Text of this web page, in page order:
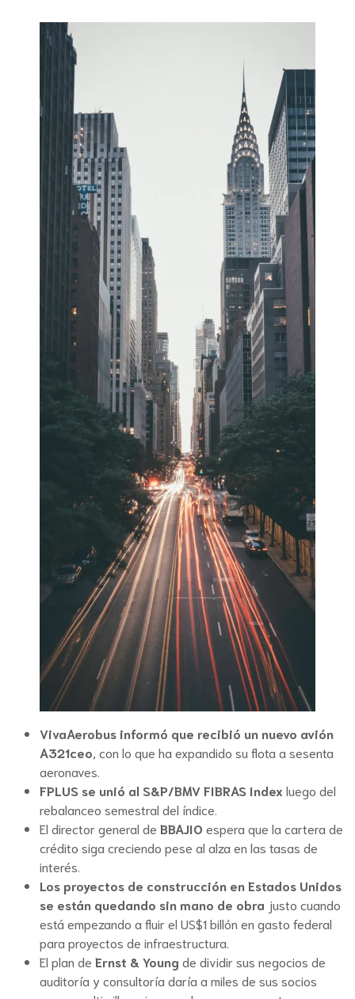
VivaAerobus informó que recibió un nuevo avión
A321ceo, con lo que ha expandido su flota a sesenta
aeronaves.
FPLUS se unió al S&P/BMV FIBRAS Index luego del
rebalanceo semestral del índice.
El director general de BBAJIO espera que la cartera de
crédito siga creciendo pese al alza en las tasas de
interés.
Los proyectos de construcción en Estados Unidos
se están quedando sin mano de obra justo cuando
está empezando a fluir el US$1 billón en gasto federal
para proyectos de infraestructura.
El plan de Ernst & Young de dividir sus negocios de
auditoría y consultoría daría a miles de sus socios